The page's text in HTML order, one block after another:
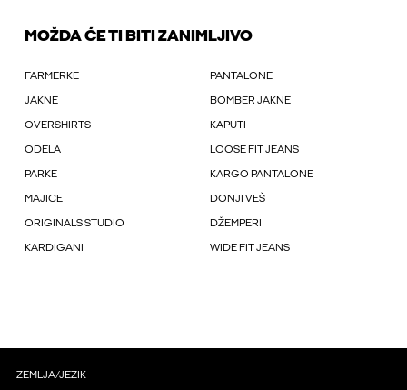
MOŽDA ĆE TI BITI ZANIMLJIVO
FARMERKE PANTALONE
JAKNE BOMBER JAKNE
OVERSHIRTS KAPUTI
ODELA LOOSE FIT JEANS
PARKE KARGO PANTALONE
MAJICE DONJI VEŠ
ORIGINALS STUDIO DŽEMPERI
KARDIGANI WIDE FIT JEANS
ZEMLJA/JEZIK